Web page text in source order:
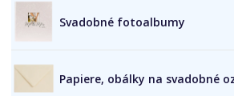
Svadobné fotoalbumy
Papiere, obálky na svadobné